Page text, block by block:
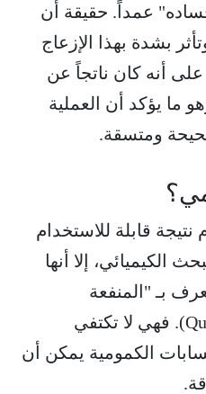
عمداً. حقيقة أن
بشدة بهذا الإزعاج
على أنه كان ناتجاً عن
ما يؤكد أن العملية
ومتسقة.
نتيجة قابلة للاستخدام
الكيميائي، إلا أنها
بـ "المنفعة
الكمومية" (Quantum Utility). فهي لا تكتفي
الكمومية يمكن أن